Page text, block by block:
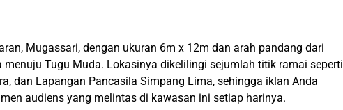
Mugassari, dengan ukuran 6m x 12m dan arah pandang dari
Tugu Muda. Lokasinya dikelilingi sejumlah titik ramai seperti
dan Lapangan Pancasila Simpang Lima, sehingga iklan Anda
audiens yang melintas di kawasan ini setiap harinya.